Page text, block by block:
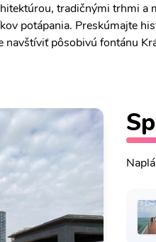
tradičnými trhmi
potápania. Preskúmajte
pôsobivú fontánu